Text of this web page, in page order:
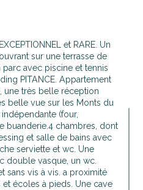
et RARE. Un
sur une terrasse de
parc avec piscine et tennis
PITANCE. Appartement
une très belle réception
belle vue sur les Monts du
indépendante (four,
buanderie.4 chambres, dont
et salle de bains avec
serviette et wc. Une
double vasque, un wc.
sans vis à vis. a proximité
écoles à pieds. Une cave